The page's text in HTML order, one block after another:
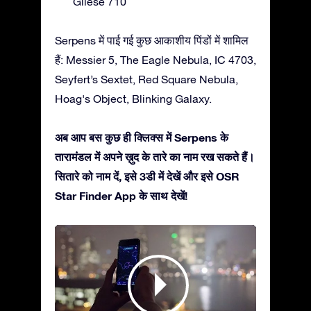
Serpens में पाई गई कुछ आकाशीय पिंडों में शामिल
हैं: Messier 5, The Eagle Nebula, IC 4703,
Seyfert’s Sextet, Red Square Nebula,
Hoag's Object, Blinking Galaxy.
अब आप बस कुछ ही क्लिक्स में Serpens के
तारामंडल में अपने ख़ुद के तारे का नाम रख सकते हैं।
सितारे को नाम दें, इसे 3डी में देखें और इसे OSR
Star Finder App के साथ देखें!